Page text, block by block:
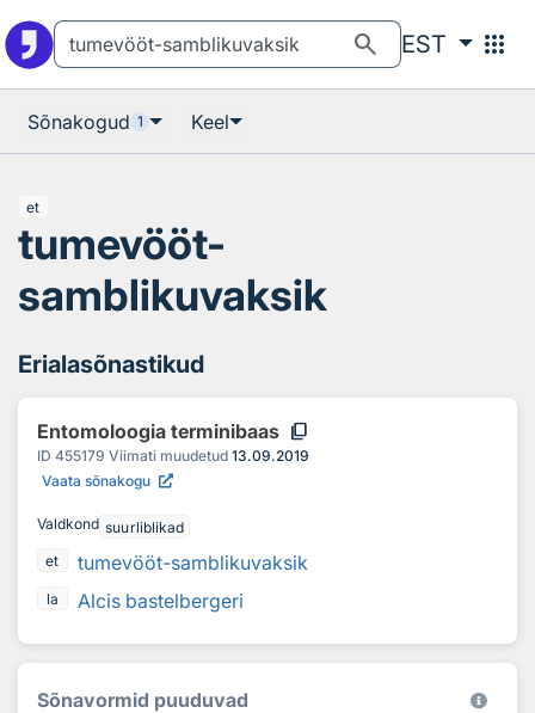
search EST apps
Sõnakogud 1 Keel
et
tumevööt-
samblikuvaksik
Erialasõnastikud
Entomoloogia terminibaas content_copy
ID 455179 Viimati muudetud 13.09.2019
Vaata sõnakogu
Valdkond suurliblikad
et
tumevööt-samblikuvaksik
la Alcis bastelbergeri
Sõnavormid puuduvad